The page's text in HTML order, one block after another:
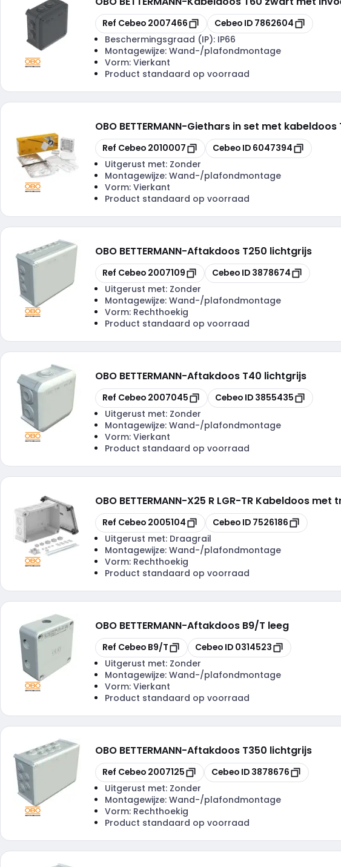
Kopiëren
Ref Cebeo 2007466 Kopiëren
Cebeo ID 7862604
Beschermingsgraad (IP): IP66
Montagewijze: Wand-/plafondmontage
Vorm: Vierkant
Product standaard op voorraad
OBO BETTERMANN-Giethars in set met kabeldoos
Kopiëren
Ref Cebeo 2010007 Kopiëren
Cebeo ID 6047394
Uitgerust met: Zonder
Montagewijze: Wand-/plafondmontage
Vorm: Vierkant
Product standaard op voorraad
OBO BETTERMANN-Aftakdoos T250 lichtgrijs
Kopiëren
Ref Cebeo 2007109 Kopiëren
Cebeo ID 3878674
Uitgerust met: Zonder
Montagewijze: Wand-/plafondmontage
Vorm: Rechthoekig
Product standaard op voorraad
OBO BETTERMANN-Aftakdoos T40 lichtgrijs
Kopiëren
Ref Cebeo 2007045 Kopiëren
Cebeo ID 3855435
Uitgerust met: Zonder
Montagewijze: Wand-/plafondmontage
Vorm: Vierkant
Product standaard op voorraad
OBO BETTERMANN-X25 R LGR-TR Kabeldoos met
Kopiëren
Ref Cebeo 2005104 Kopiëren
Cebeo ID 7526186
Uitgerust met: Draagrail
Montagewijze: Wand-/plafondmontage
Vorm: Rechthoekig
Product standaard op voorraad
OBO BETTERMANN-Aftakdoos B9/T leeg
Kopiëren
Ref Cebeo B9/T Kopiëren
Cebeo ID 0314523
Uitgerust met: Zonder
Montagewijze: Wand-/plafondmontage
Vorm: Vierkant
Product standaard op voorraad
OBO BETTERMANN-Aftakdoos T350 lichtgrijs
Kopiëren
Ref Cebeo 2007125 Kopiëren
Cebeo ID 3878676
Uitgerust met: Zonder
Montagewijze: Wand-/plafondmontage
Vorm: Rechthoekig
Product standaard op voorraad